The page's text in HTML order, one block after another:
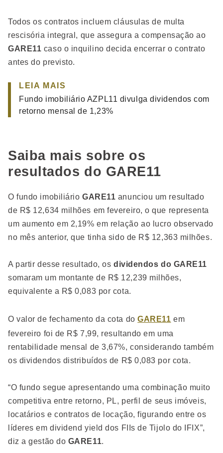
Todos os contratos incluem cláusulas de multa
rescisória integral, que assegura a compensação ao
GARE11 caso o inquilino decida encerrar o contrato
antes do previsto.
LEIA MAIS
Fundo imobiliário AZPL11 divulga dividendos com
retorno mensal de 1,23%
Saiba mais sobre os
resultados do GARE11
O fundo imobiliárioGARE11 anunciou um resultado
de R$ 12,634 milhões em fevereiro, o que representa
um aumento em 2,19% em relação ao lucro observado
no mês anterior, que tinha sido de R$ 12,363 milhões.
A partir desse resultado, os dividendos do GARE11
somaram um montante de R$ 12,239 milhões,
equivalente a R$ 0,083 por cota.
O valor de fechamento da cota doGARE11 em
fevereiro foi de R$ 7,99, resultando em uma
rentabilidade mensal de 3,67%, considerando também
os dividendos distribuídos de R$ 0,083 por cota.
“O fundo segue apresentando uma combinação muito
competitiva entre retorno, PL, perfil de seus imóveis,
locatários e contratos de locação, figurando entre os
líderes em dividend yield dos FIIs de Tijolo do IFIX”,
diz a gestão do GARE11.